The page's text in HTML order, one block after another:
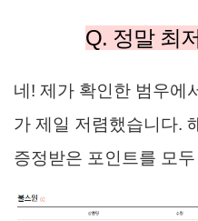
Q. 정말 최
네! 제가 확인한 범우에
가 제일 저렴했습니다.
증정받은 포인트를 모